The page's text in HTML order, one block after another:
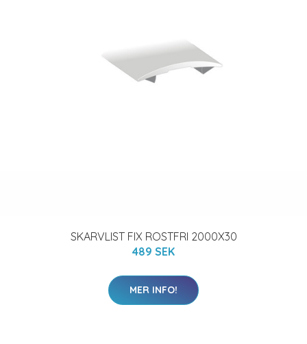
SKARVLIST FIX ROSTFRI 2000X30
489 SEK
MER INFO!